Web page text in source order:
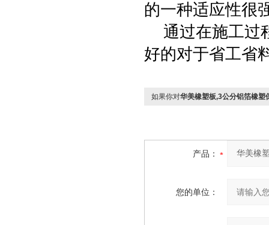
的一种适应性很
通过在施工过
好的对于省工省
如果你对华美橡塑板,3公分铝箔橡塑
产品：
您的单位：